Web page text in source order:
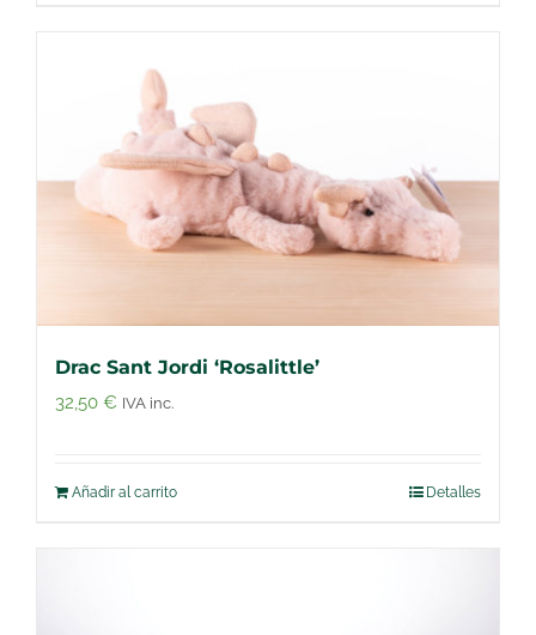
Drac Sant Jordi ‘Rosalittle’
32,50 € IVA inc.
Añadir al carrito Detalles